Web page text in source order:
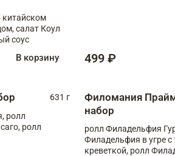
китайском
салат Коул
соус
В корзину 499 ₽
631 г
ролл
ролл
Филомания
набор
ролл Филадельфия
Филадельфия в угре с
креветкой, ролл